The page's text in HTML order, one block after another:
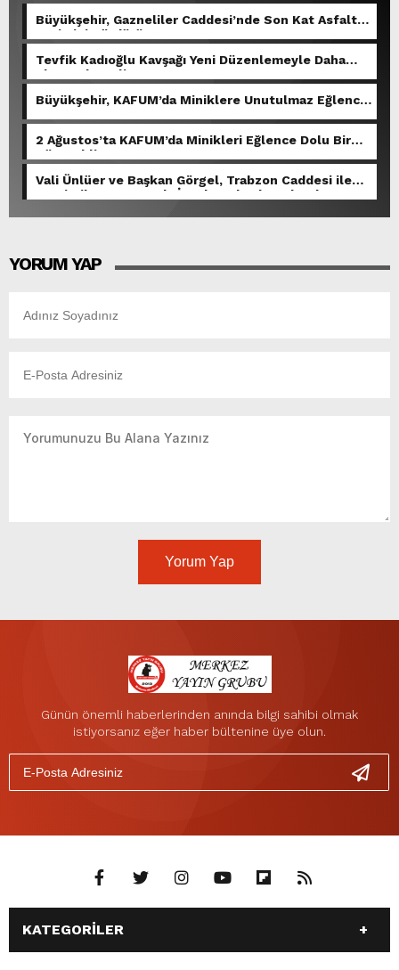
Büyükşehir, Gazneliler Caddesi’nde Son Kat Asfalt
Serimini Sürdürüyor.
Tevfik Kadıoğlu Kavşağı Yeni Düzenlemeyle Daha
Akıcı Hale Geliyor.
Büyükşehir, KAFUM’da Miniklere Unutulmaz Eğlence
2 Ağustos’ta KAFUM’da Minikleri Eğlence Dolu Bir
Gün Bekliyor.
Vali Ünlüer ve Başkan Görgel, Trabzon Caddesi ile
Demirciler Çarşısı’nda İncelemelerde Bulundu.
YORUM YAP
Yorum Yap
Günün önemli haberlerinden anında bilgi sahibi olmak
istiyorsanız eğer haber bültenine üye olun.
KATEGORİLER